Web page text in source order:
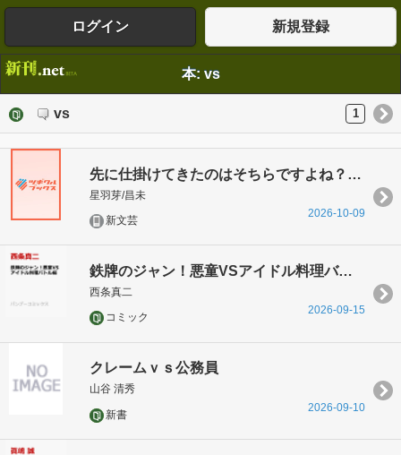
ログイン 新規登録
本: vs
vs 1
先に仕掛けてきたのはそちらですよね？ ～絶対に被害者面で私を冷遇したい婚約者とその本命 VS 絶対に被害者面で制す私 ファイッ～
星羽芽/昌未
新文芸
2026-10-09
鉄牌のジャン！悪童VSアイドル料理バトル編
西条真二
コミック
2026-09-15
クレームｖｓ公務員
山谷 清秀
新書
2026-09-10